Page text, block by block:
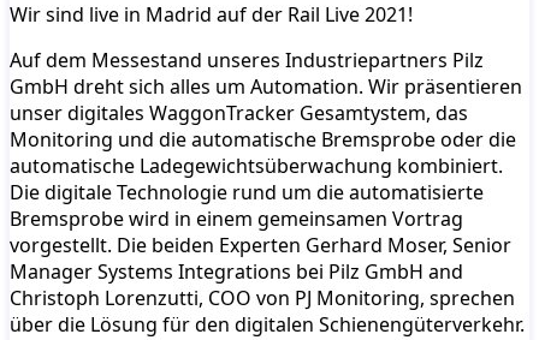
Wir sind live in Madrid auf der Rail Live 2021!
Auf dem Messestand unseres Industriepartners Pilz
GmbH dreht sich alles um Automation. Wir präsentieren
unser digitales WaggonTracker Gesamtystem, das
Monitoring und die automatische Bremsprobe oder die
automatische Ladegewichtsüberwachung kombiniert.
Die digitale Technologie rund um die automatisierte
Bremsprobe wird in einem gemeinsamen Vortrag
vorgestellt. Die beiden Experten Gerhard Moser, Senior
Manager Systems Integrations bei Pilz GmbH and
Christoph Lorenzutti, COO von PJ Monitoring, sprechen
über die Lösung für den digitalen Schienengüterverkehr.